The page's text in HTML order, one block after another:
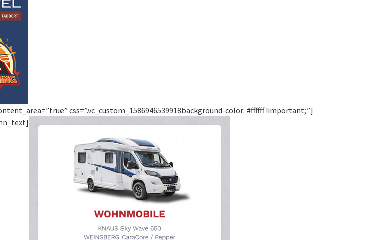
css=”.vc_custom_1586946539918background-color: #ffffff !important;”]